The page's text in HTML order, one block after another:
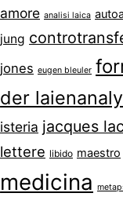
amore analisi laica
jung
jones eugen bleuler
der
isteria jacques
lettere libido maestro
medicina